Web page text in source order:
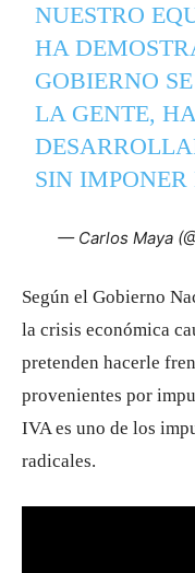
NUESTRO
HA
GOBIERNO
LA GENTE,
SIN IMPONER
— Carlos Maya
Según el Gobierno
la crisis económica
pretenden hacerle
provenientes por
IVA es uno de los
radicales.